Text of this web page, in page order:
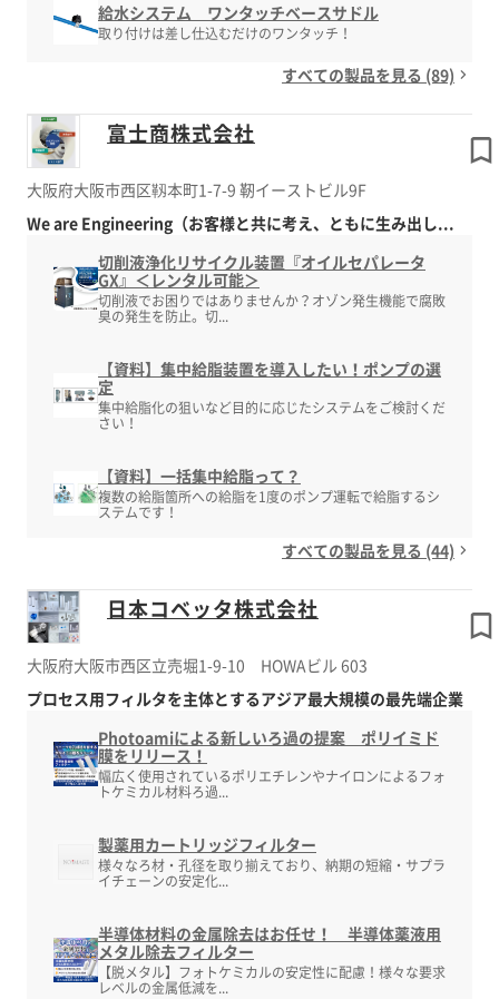
給水システム ワンタッチベースサドル
取り付けは差し仕込むだけのワンタッチ！
すべての製品を見る (89)
富士商株式会社
大阪府大阪市西区靱本町1-7-9 靭イーストビル9F
We are Engineering（お客様と共に考え、ともに生み出し...
切削液浄化リサイクル装置『オイルセパレータ
GX』＜レンタル可能＞
切削液でお困りではありませんか？オゾン発生機能で腐敗
臭の発生を防止。切...
【資料】集中給脂装置を導入したい！ポンプの選
定
集中給脂化の狙いなど目的に応じたシステムをご検討くだ
さい！
【資料】一括集中給脂って？
複数の給脂箇所への給脂を1度のポンプ運転で給脂するシ
ステムです！
すべての製品を見る (44)
日本コベッタ株式会社
大阪府大阪市西区立売堀1-9-10 HOWAビル 603
プロセス用フィルタを主体とするアジア最大規模の最先端企業
Photoamiによる新しいろ過の提案 ポリイミド
膜をリリース！
幅広く使用されているポリエチレンやナイロンによるフォ
トケミカル材料ろ過...
製薬用カートリッジフィルター
様々なろ材・孔径を取り揃えており、納期の短縮・サプラ
イチェーンの安定化...
半導体材料の金属除去はお任せ！ 半導体薬液用
メタル除去フィルター
【脱メタル】フォトケミカルの安定性に配慮！様々な要求
レベルの金属低減を...